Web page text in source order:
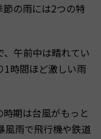
節の雨には2つの特
、午前中は晴れてい
1時間ほど激しい雨
期は台風がもっと
風雨で飛行機や鉄道